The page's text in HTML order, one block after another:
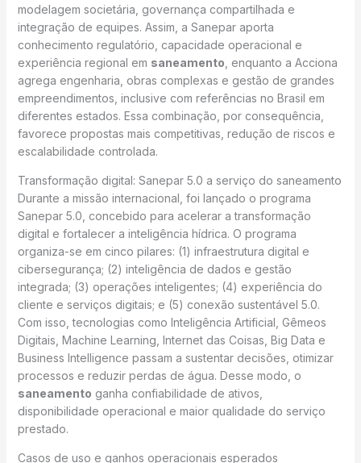
modelagem societária, governança compartilhada e
integração de equipes. Assim, a Sanepar aporta
conhecimento regulatório, capacidade operacional e
experiência regional em saneamento , enquanto a Acciona
agrega engenharia, obras complexas e gestão de grandes
empreendimentos, inclusive com referências no Brasil em
diferentes estados. Essa combinação, por consequência,
favorece propostas mais competitivas, redução de riscos e
escalabilidade controlada.
Transformação digital: Sanepar 5.0 a serviço do saneamento
Durante a missão internacional, foi lançado o programa
Sanepar 5.0, concebido para acelerar a transformação
digital e fortalecer a inteligência hídrica. O programa
organiza-se em cinco pilares: (1) infraestrutura digital e
cibersegurança; (2) inteligência de dados e gestão
integrada; (3) operações inteligentes; (4) experiência do
cliente e serviços digitais; e (5) conexão sustentável 5.0.
Com isso, tecnologias como Inteligência Artificial, Gêmeos
Digitais, Machine Learning, Internet das Coisas, Big Data e
Business Intelligence passam a sustentar decisões, otimizar
processos e reduzir perdas de água. Desse modo, o
saneamento ganha confiabilidade de ativos,
disponibilidade operacional e maior qualidade do serviço
prestado.
Casos de uso e ganhos operacionais esperados